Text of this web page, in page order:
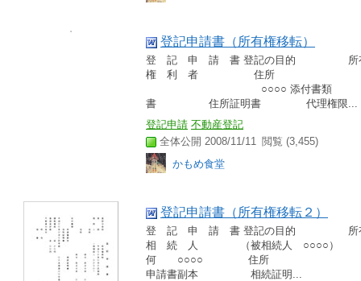
登記申請書（所有権移転）
登 記 申 請 書 登記の目的 所
権 利 者 住所
○○○○ 添付書類 原
書 住所証明書 代理権限...
登記申請 不動産登記
全体公開 2008/11/11 閲覧 (3,455)
かもめ食堂
登記申請書（所有権移転２）
登 記 申 請 書 登記の目的 所
相 続 人 （被相続人
何 ○○○○ 住所 持分
申請書副本 相続証明...